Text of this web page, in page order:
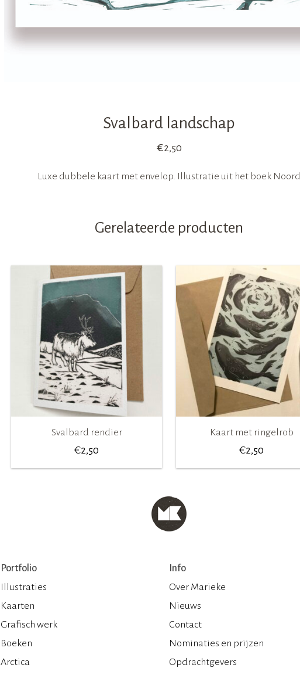
Svalbard landschap
€2,50
Luxe dubbele kaart met envelop. Illustratie uit het boek Noord
Gerelateerde producten
Svalbard rendier
€2,50
Kaart met ringelrob
€2,50
Portfolio
Illustraties
Kaarten
Grafisch werk
Boeken
Arctica
Info
Over Marieke
Nieuws
Contact
Nominaties en prijzen
Opdrachtgevers